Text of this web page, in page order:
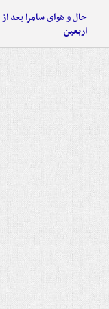
حال و هوای سامرا بعد از
اربعین